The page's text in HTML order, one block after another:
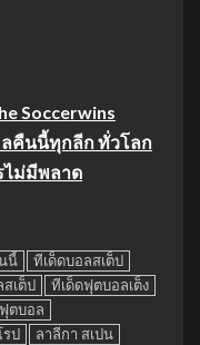
Soccerwins
คืนนี้ทุกลีก ทั่วโลก
ไม่มีพลาด
นี้
ทีเด็ดบอลสเต็ป
เต็ป
ทีเด็ดฟุตบอลเต็ง
ฟุตบอล
รป
ลาลีกา สเปน